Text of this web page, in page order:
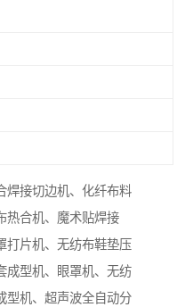
焊接切边机、化纤布料
热合机、魔术贴焊接
打片机、无纺布鞋垫压
成型机、眼罩机、无纺
型机、超声波全自动分